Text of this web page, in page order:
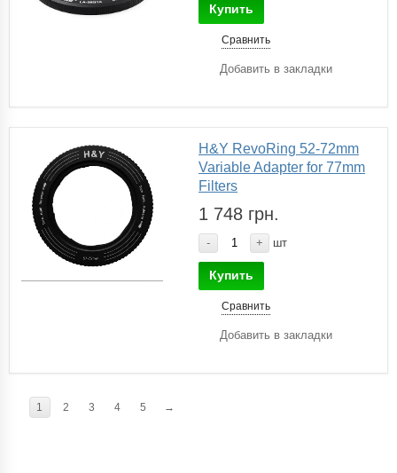
Купить
Сравнить
Добавить в закладки
H&Y RevoRing 52-72mm
Variable Adapter for 77mm
Filters
1 748 грн.
- + шт
Купить
Сравнить
Добавить в закладки
1 2 3 4 5 →